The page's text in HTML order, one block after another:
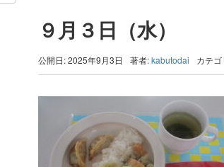
９月３日（水）
公開日: 2025年9月3日 著者:kabutodai カテ